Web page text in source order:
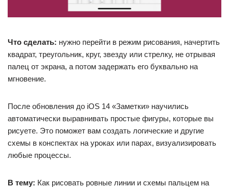
Что сделать: нужно перейти в режим рисования, начертить
квадрат, треугольник, круг, звезду или стрелку, не отрывая
палец от экрана, а потом задержать его буквально на
мгновение.
После обновления до iOS 14 «Заметки» научились
автоматически выравнивать простые фигуры, которые вы
рисуете. Это поможет вам создать логические и другие
схемы в конспектах на уроках или парах, визуализировать
любые процессы.
В тему: Как рисовать ровные линии и схемы пальцем на